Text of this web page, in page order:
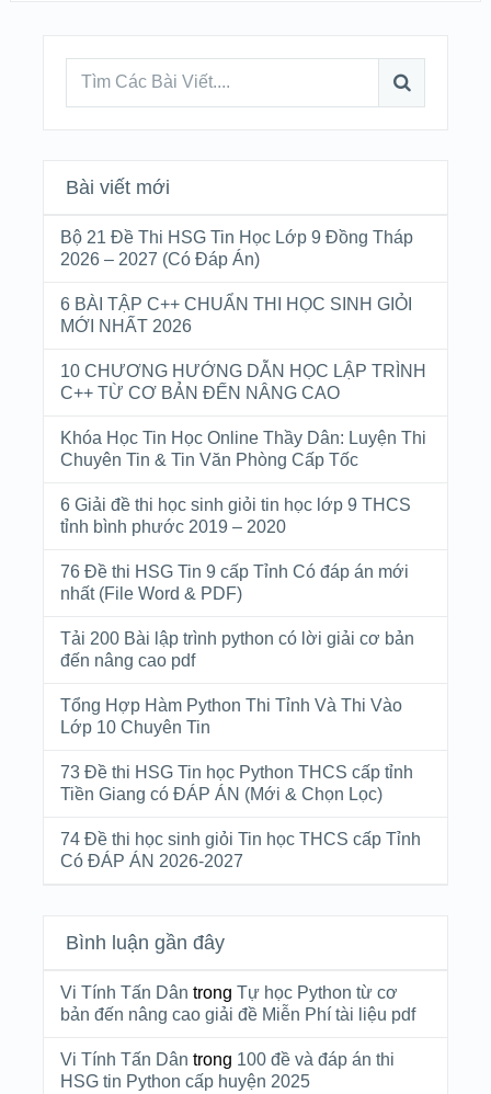
Bài viết mới
Bộ 21 Đề Thi HSG Tin Học Lớp 9 Đồng Tháp
2026 – 2027 (Có Đáp Án)
6 BÀI TẬP C++ CHUẨN THI HỌC SINH GIỎI
MỚI NHẤT 2026
10 CHƯƠNG HƯỚNG DẪN HỌC LẬP TRÌNH
C++ TỪ CƠ BẢN ĐẾN NÂNG CAO
Khóa Học Tin Học Online Thầy Dân: Luyện Thi
Chuyên Tin & Tin Văn Phòng Cấp Tốc
6 Giải đề thi học sinh giỏi tin học lớp 9 THCS
tỉnh bình phước 2019 – 2020
76 Đề thi HSG Tin 9 cấp Tỉnh Có đáp án mới
nhất (File Word & PDF)
Tải 200 Bài lập trình python có lời giải cơ bản
đến nâng cao pdf
Tổng Hợp Hàm Python Thi Tỉnh Và Thi Vào
Lớp 10 Chuyên Tin
73 Đề thi HSG Tin học Python THCS cấp tỉnh
Tiền Giang có ĐÁP ÁN (Mới & Chọn Lọc)
74 Đề thi học sinh giỏi Tin học THCS cấp Tỉnh
Có ĐÁP ÁN 2026-2027
Bình luận gần đây
Vi Tính Tấn Dân trong Tự học Python từ cơ
bản đến nâng cao giải đề Miễn Phí tài liệu pdf
Vi Tính Tấn Dân trong 100 đề và đáp án thi
HSG tin Python cấp huyện 2025